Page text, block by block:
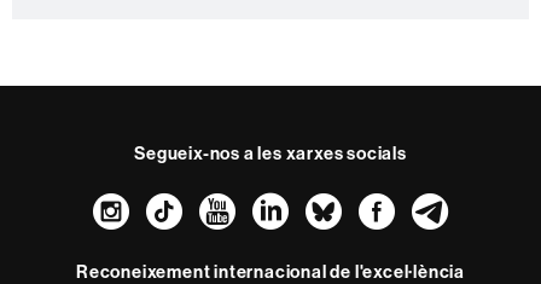
Segueix-nos a les xarxes socials
Instagram
TikTokYouTube
LinkedIn
Bluesky
Reconeixement internacional de l'excel·lència